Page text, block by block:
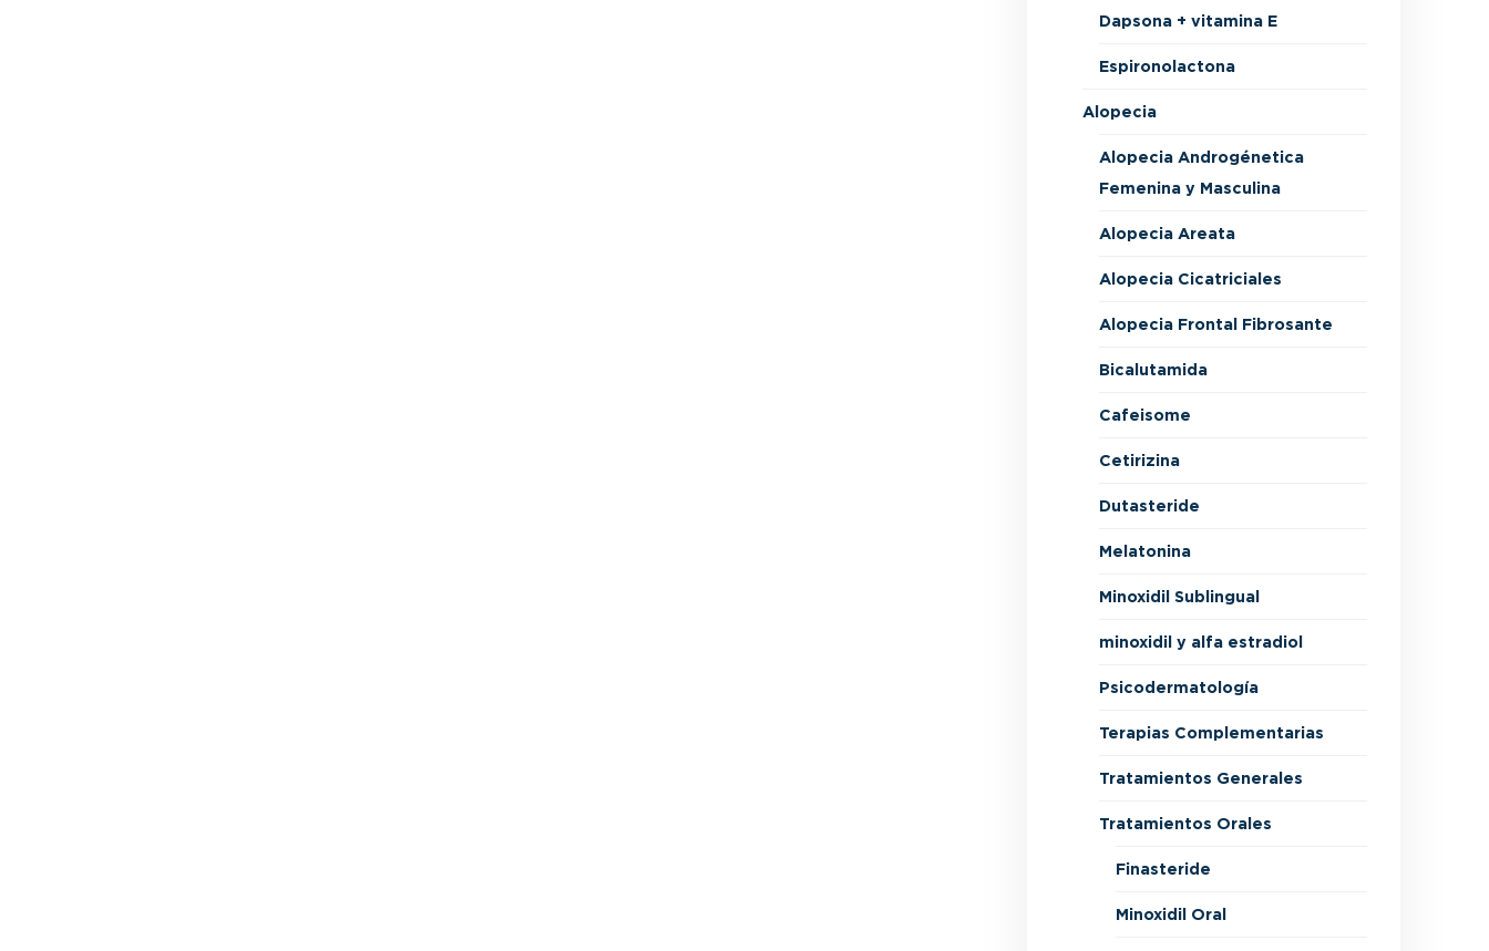
Dapsona + vitamina E
Espironolactona
Alopecia
Alopecia Androgénetica
Femenina y Masculina
Alopecia Areata
Alopecia Cicatriciales
Alopecia Frontal Fibrosante
Bicalutamida
Cafeisome
Cetirizina
Dutasteride
Melatonina
Minoxidil Sublingual
minoxidil y alfa estradiol
Psicodermatología
Terapias Complementarias
Tratamientos Generales
Tratamientos Orales
Finasteride
Minoxidil Oral